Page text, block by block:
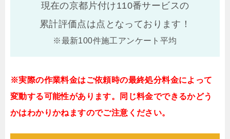
現在の京都片付け110番サービスの
累計評価点は点となっております！
※最新100件施工アンケート平均
※実際の作業料金はご依頼時の最終処分料金によって
変動する可能性があります。同じ料金でできるかどう
かはわかりかねますのでご注意ください。